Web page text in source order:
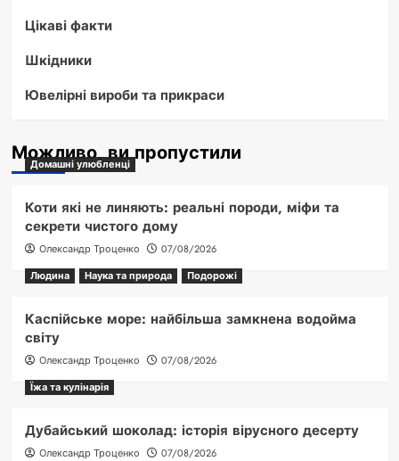
Цікаві факти
Шкідники
Ювелірні вироби та прикраси
Можливо, ви пропустили
Домашні улюбленці
Коти які не линяють: реальні породи, міфи та
секрети чистого дому
Олександр Троценко
07/08/2026
Людина
Наука та природа Подорожі
Каспійське море: найбільша замкнена водойма
світу
Олександр Троценко
07/08/2026
Їжа та кулінарія
Дубайський шоколад: історія вірусного десерту
Олександр Троценко
07/08/2026